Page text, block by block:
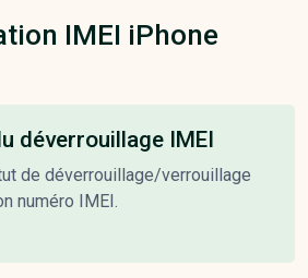
IMEI iPhone
déverrouillage IMEI
de déverrouillage/verrouillage
numéro IMEI.